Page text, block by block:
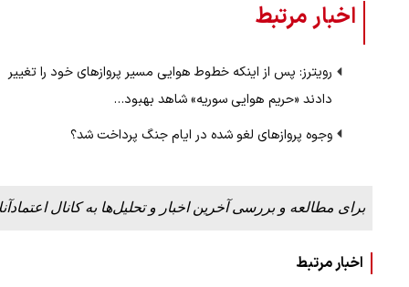
اخبار مرتبط
رویترز: پس از اینکه خطوط هوایی مسیر پرواز‌های خود را تغییر
دادند «حریم هوایی سوریه» شاهد بهبود…
وجوه پروازهای لغو شده در ایام جنگ پرداخت شد؟
برای مطالعه و بررسی آخرین اخبار و تحلیل‌ها به کانال
اخبار مرتبط